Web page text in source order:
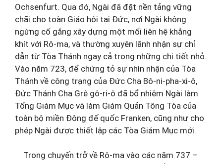
Ochsenfurt. Qua đó, Ngài đã đặt nền tảng vững
chãi cho toàn Giáo hội tại Đức, nơi Ngài không
ngừng cố gắng xây dựng một mối liên hệ khắng
khít với Rô-ma, và thường xuyên lãnh nhận sự chỉ
dẫn từ Tòa Thánh ngay cả trong những chi tiết nhỏ.
Vào năm 723, để chứng tỏ sự nhìn nhận của Tòa
Thánh về công trạng của Đức Cha Bô-ni-pha-xi-ô,
Đức Thánh Cha Grê gô-ri-ô đã bổ nhiệm Ngài làm
Tổng Giám Mục và làm Giám Quản Tông Tòa của
toàn bộ miền Đông đế quốc Franken, cũng như cho
phép Ngài được thiết lập các Tòa Giám Mục mới.
Trong chuyến trở về Rô-ma vào các năm 737 –